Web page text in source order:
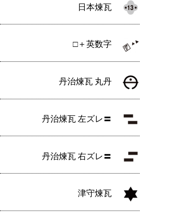
日本煉瓦
□＋英数字
丹治煉瓦 丸丹
丹治煉瓦 左ズレ〓
丹治煉瓦 右ズレ〓
津守煉瓦